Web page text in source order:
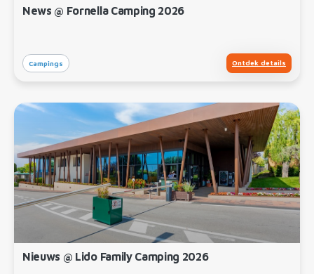
News @ Fornella Camping 2026
Campings Ontdek details
Nieuws @ Lido Family Camping 2026